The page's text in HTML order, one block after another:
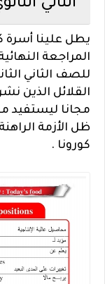
الثاني الثانوي
المراجعة
للصف الثاني
القلائل الذين
مجانا ليستفيد
ظل الأزمة
كورونا .